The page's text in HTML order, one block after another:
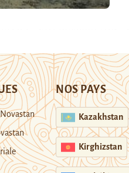
NOS PAYS
Kazakhstan
Kirghizstan